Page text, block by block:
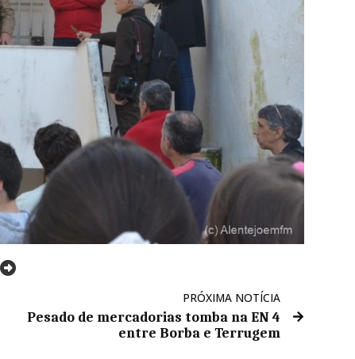
PRÓXIMA NOTÍCIA
Pesado de mercadorias tomba na EN 4
entre Borba e Terrugem